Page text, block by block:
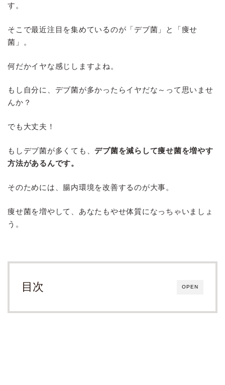
す。
そこで最近注目を集めているのが「デブ菌」と「痩せ
菌」。
何だかイヤな感じしますよね。
もし自分に、デブ菌が多かったらイヤだな～って思いませ
んか？
でも大丈夫！
もしデブ菌が多くても、デブ菌を減らして痩せ菌を増やす
方法があるんです。
そのためには、腸内環境を改善するのが大事。
痩せ菌を増やして、あなたもやせ体質になっちゃいましょ
う。
OPEN
目次